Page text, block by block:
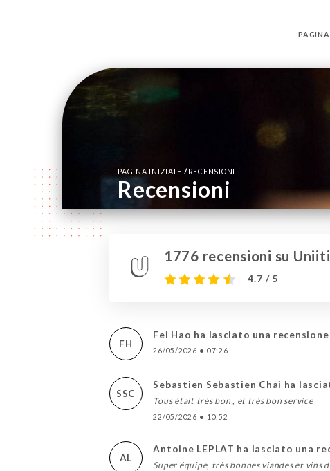
PAGINA INIZIALE / RECENSIONI
Recensioni
1776 recensioni su Uniiti
4.7 / 5
FH
Fei Hao ha lasciato una recensione
26/05/2026 • 07:26
SSC
Sebastien Sebastien Chai ha
Tous était très bon , et très bon service
22/05/2026 • 10:52
AL
Antoine LEPLAT ha lasciato una
Super équipe, très bonnes viandes et vins